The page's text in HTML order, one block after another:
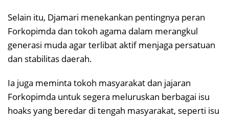
Selain itu, Djamari menekankan pentingnya peran
Forkopimda dan tokoh agama dalam merangkul
generasi muda agar terlibat aktif menjaga persatuan
dan stabilitas daerah.
Ia juga meminta tokoh masyarakat dan jajaran
Forkopimda untuk segera meluruskan berbagai isu
hoaks yang beredar di tengah masyarakat, seperti isu